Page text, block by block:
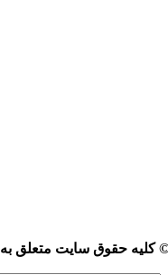
کلیه حقوق سایت متعلق به